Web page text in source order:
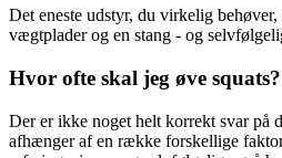
Det eneste udstyr, du virkelig
vægtplader og en stang - og
Hvor ofte skal jeg øve squats?
Der er ikke noget helt korrekt svar på
afhænger af en række forskellige